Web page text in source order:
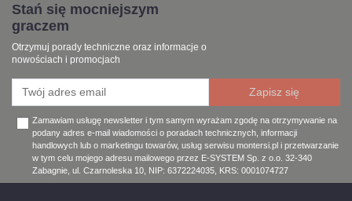
Stań się mocniejszym
graczem
Otrzymuj porady techniczne oraz informacje o
nowościach i promocjach
Zamawiam usługę newsletter i tym samym wyrażam zgodę na otrzymywanie na
podany adres e-mail wiadomości o poradach technicznych, informacji
handlowych lub o marketingu towarów, usług serwisu montersi.pl i przetwarzanie
w tym celu mojego adresu mailowego przez E-SYSTEM Sp. z o.o. 32-340
Zabagnie, ul. Czarnoleska 10, NIP: 6372224035, KRS: 0001074727